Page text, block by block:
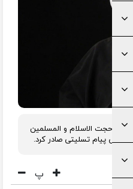
حجت الاسلام و المسلمین
پیام تسلیتی صادر کرد.
پ